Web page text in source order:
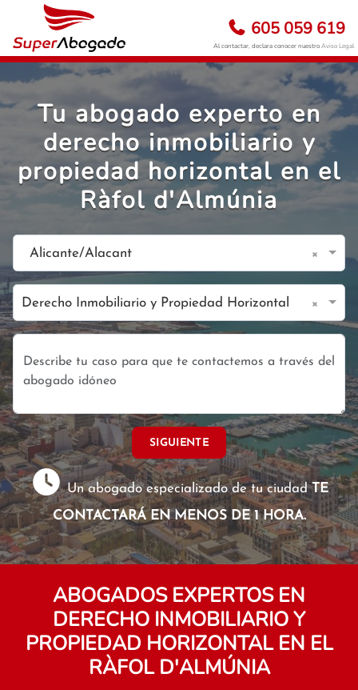
605 059 619
Al contactar, declara conocer nuestroAviso Legal
Tu abogado experto en
derecho inmobiliario y
propiedad horizontal en el
Ràfol d'Almúnia
Alicante/Alacant ×
Derecho Inmobiliario y Propiedad Horizontal ×
SIGUIENTE
Un abogado especializado de tu ciudadTE
CONTACTARÁ EN MENOS DE 1 HORA.
ABOGADOS EXPERTOS EN
DERECHO INMOBILIARIO Y
PROPIEDAD HORIZONTAL EN EL
RÀFOL D'ALMÚNIA